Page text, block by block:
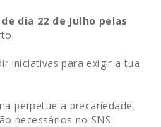
dia 22 de Julho pelas
iniciativas para exigir a tua
perpetue a precariedade,
necessários no SNS.